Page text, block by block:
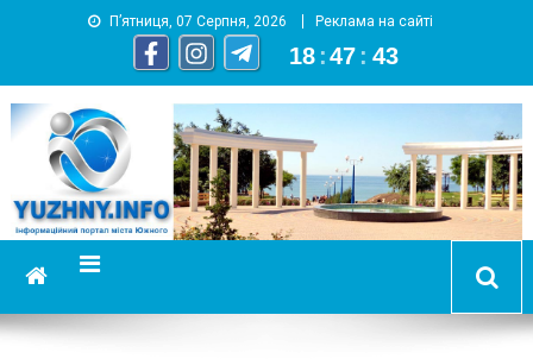
П’ятниця, 07 Серпня, 2026 Реклама на сайті
18 :47 : 43
YUZHNY.INFO
информационный портал города Южный